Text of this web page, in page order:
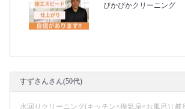
ぴかぴかクリーニング
すずさんさん(50代)
水回りクリーニング(キッチン×換気扇×お風呂) | 岐